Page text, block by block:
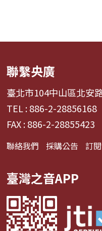
聯繫央廣
臺北市104中山區北安
TEL : 886-2-28856168
FAX : 886-2-28855423
聯絡我們 採購公告 訂
臺灣之音APP